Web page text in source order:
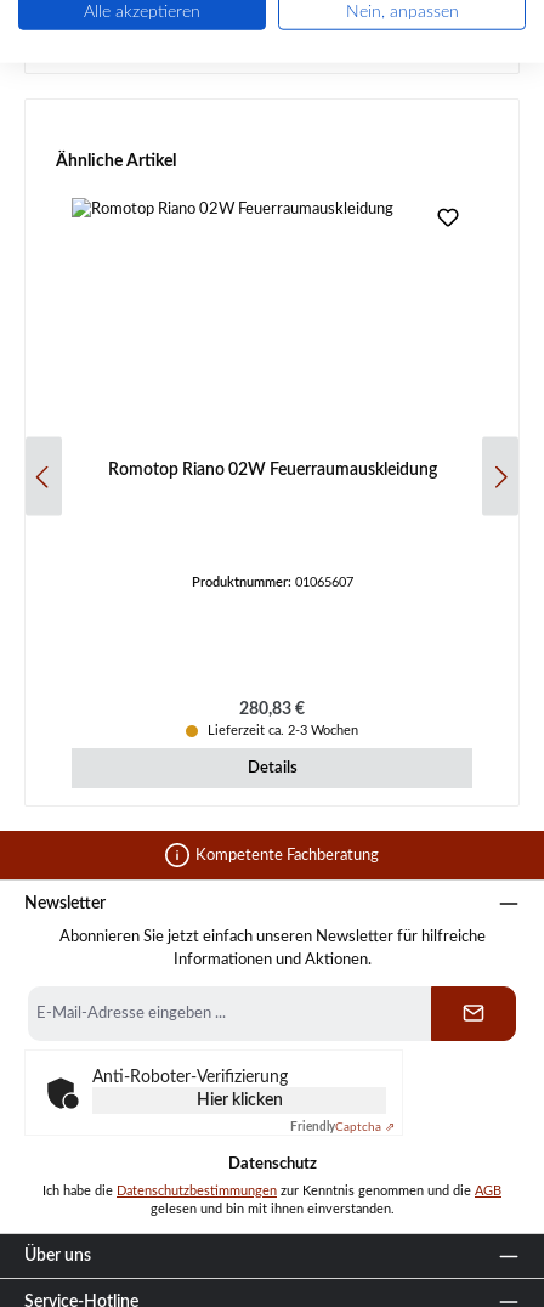
Produktgalerie überspringen
Ähnliche Artikel
Romotop Riano 02W Feuerraumauskleidung
Produktnummer: 01065607
Regulärer Preis:
280,83 €
Lieferzeit ca. 2-3 Wochen
Details
Kompetente Fachberatung
Newsletter
Abonnieren Sie jetzt einfach unseren Newsletter für hilfreiche
Informationen und Aktionen.
Mail-
Anti-Roboter-Verifizierung
Hier klicken
FriendlyCaptcha ⇗
Datenschutz
Ich habe die Datenschutzbestimmungen zur Kenntnis genommen und die AGB
gelesen und bin mit ihnen einverstanden.
Über uns
Service-Hotline
Alle akzeptieren Nein, anpassen